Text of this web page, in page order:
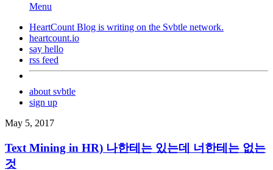
Menu
HeartCount Blog is writing on the Svbtle network.
heartcount.io
say hello
rss feed
about svbtle
sign up
May 5, 2017
Text Mining in HR) 나한테는 있는데 너한테는 없는
것